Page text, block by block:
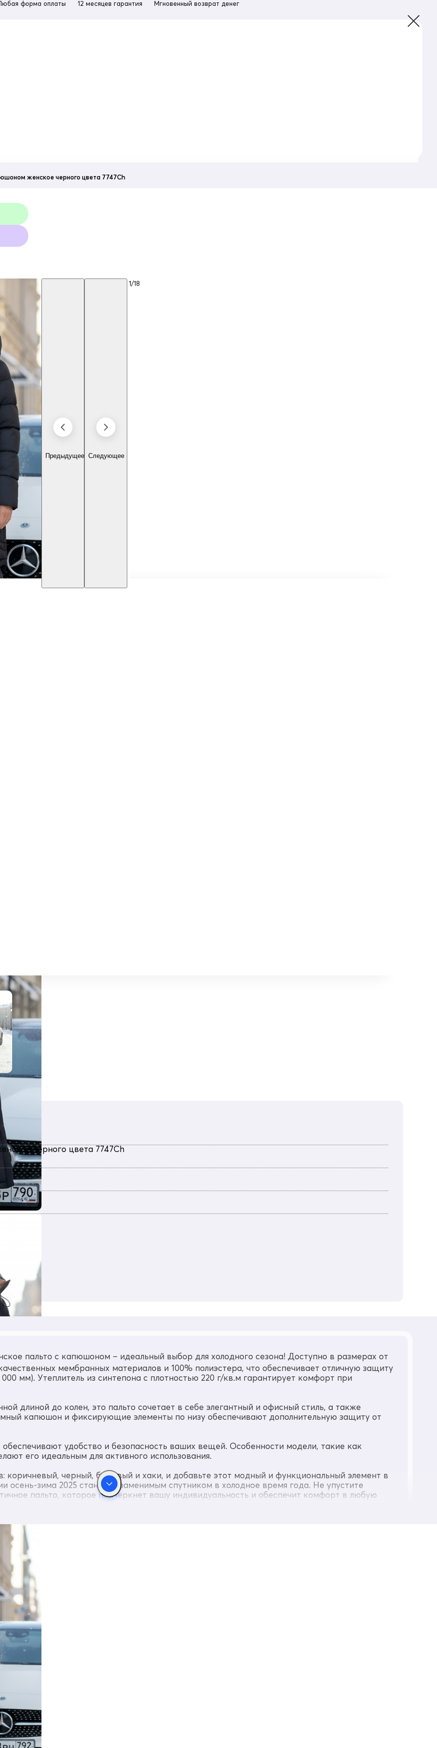
форма оплаты 12 месяцев гарантия Мгновенный возврат денег
женское черного цвета 7747Ch
Предыдущее Следующее
1/18
черного цвета 7747Ch
Болонь, Экологичные материалы
пальто с капюшоном – идеальный выбор для холодного сезона! Доступно в размерах от
мембранных материалов и 100% полиэстера, что обеспечивает отличную защиту
мм). Утеплитель из синтепона с плотностью 220 г/кв.м гарантирует комфорт при
длиной до колен, это пальто сочетает в себе элегантный и офисный стиль, а также
капюшон и фиксирующие элементы по низу обеспечивают дополнительную защиту от
удобство и безопасность ваших вещей. Особенности модели, такие как
его идеальным для активного использования.
коричневый, черный, бежевый и хаки, и добавьте этот модный и функциональный элемент в
осень-зима 2025 станет незаменимым спутником в холодное время года. Не упустите
пальто, которое подчеркнет вашу индивидуальность и обеспечит комфорт в любую